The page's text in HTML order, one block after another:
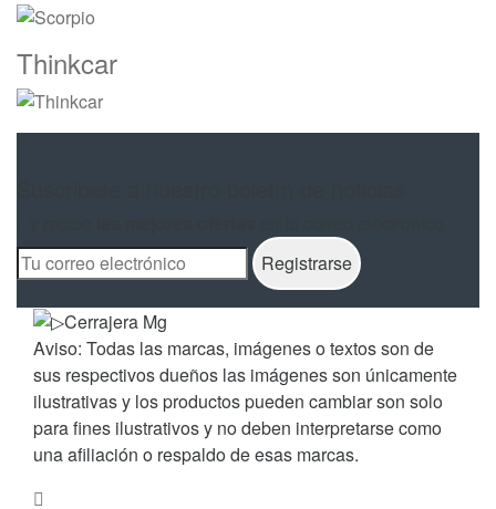
Thinkcar
Aviso: Todas las marcas, imágenes o textos son de
sus respectivos dueños las imágenes son únicamente
ilustrativas y los productos pueden cambiar son solo
para fines ilustrativos y no deben interpretarse como
una afiliación o respaldo de esas marcas.